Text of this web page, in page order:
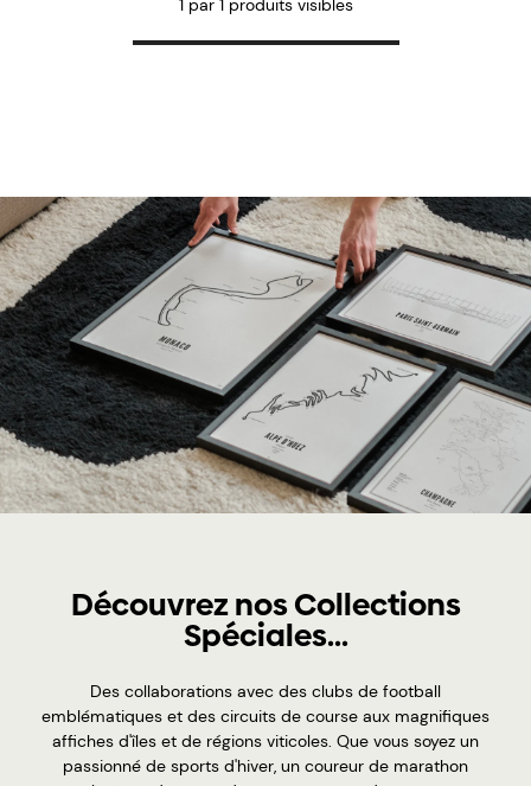
1 par 1 produits visibles
Découvrez nos Collections
Spéciales...
Des collaborations avec des clubs de football
emblématiques et des circuits de course aux magnifiques
affiches d'îles et de régions viticoles. Que vous soyez un
passionné de sports d'hiver, un coureur de marathon